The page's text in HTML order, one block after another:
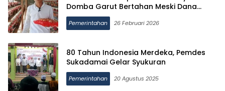
Domba Garut Bertahan Meski Dana
Desa Minim
Pemerintahan 26 Februari 2026
80 Tahun Indonesia Merdeka, Pemdes
Sukadamai Gelar Syukuran
Pemerintahan 20 Agustus 2025